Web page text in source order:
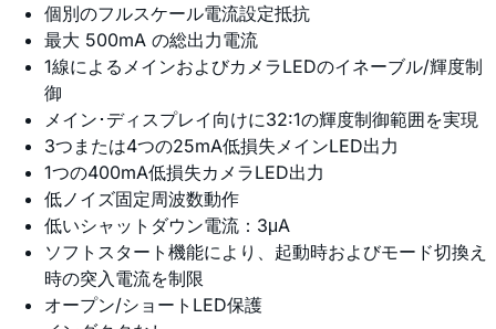
個別のフルスケール電流設定抵抗
最大 500mA の総出力電流
1線によるメインおよびカメラLEDのイネーブル/輝度制
御
メイン･ディスプレイ向けに32:1の輝度制御範囲を実現
3つまたは4つの25mA低損失メインLED出力
1つの400mA低損失カメラLED出力
低ノイズ固定周波数動作
低いシャットダウン電流：3μA
ソフトスタート機能により、起動時およびモード切換え
時の突入電流を制限
オープン/ショートLED保護